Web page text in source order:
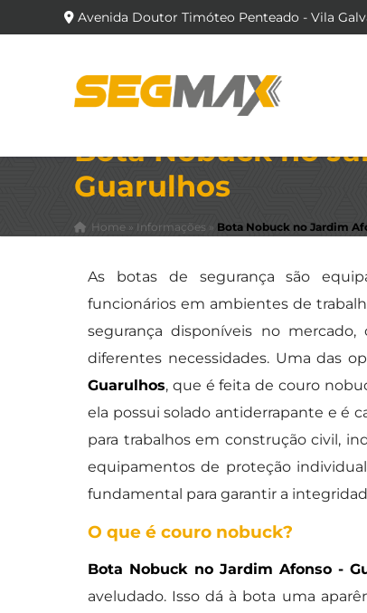
Avenida Doutor Timóteo Penteado - Vila
Bota Nobuck no
Guarulhos
Home » Informações » Bota Nobuck no Jardim
As botas de segurança são
funcionários em ambientes de
segurança disponíveis no
diferentes necessidades. Uma das
Guarulhos, que é feita de couro
ela possui solado antiderrapante e é
para trabalhos em construção civil,
equipamentos de proteção
fundamental para garantir a
O que é couro nobuck?
Bota Nobuck no Jardim Afonso -
aveludado. Isso dá à bota uma